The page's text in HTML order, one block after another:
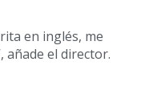
en inglés, me
añade el director.